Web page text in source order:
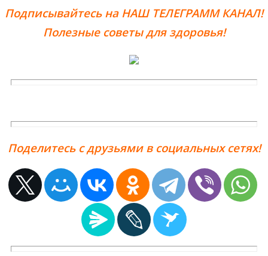
Подписывайтесь на НАШ ТЕЛЕГРАММ КАНАЛ!
Полезные советы для здоровья!
Поделитесь с друзьями в социальных сетях!